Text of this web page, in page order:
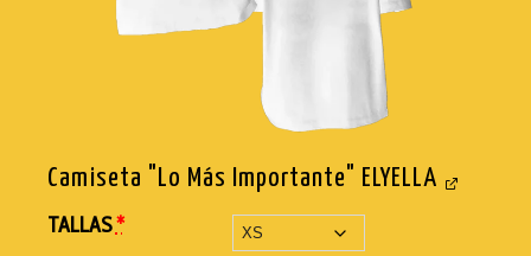
Camiseta "Lo Más Importante" ELYELLA
TALLAS*